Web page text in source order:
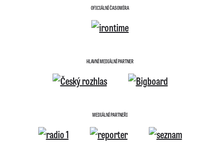
OFICIÁLNÍ ČASOMÍRA
HLAVNÍ MEDIÁLNÍ PARTNER
MEDIÁLNÍ PARTNEŘI